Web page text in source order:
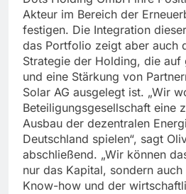
Akteur im Bereich der
festigen. Die Integration
das Portfolio zeigt aber auch
Strategie der Holding, die auf
und eine Stärkung von
Solar AG ausgelegt ist. „Wir
Beteiligungsgesellschaft eine
Ausbau der dezentralen
Deutschland spielen“, sagt
abschließend. „Wir können
nur das Kapital, sondern
Know-how und der